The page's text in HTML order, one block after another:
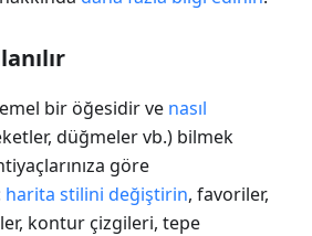
bir öğesidir ve nasıl
düğmeler vb.) bilmek
göre
harita stilini değiştirin, favoriler,
kontur çizgileri, tepe